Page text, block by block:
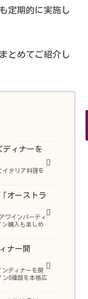
定期的に実施し
とめてご紹介し
ディナーを
イタリア料理を
オーストラ
ワインパーティ
購入も楽しめ
ナー開
ディナーを開
ン6種類を本格広